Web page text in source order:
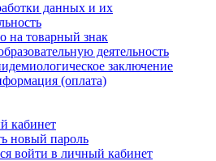
данных и их
на товарный знак
деятельность
заключение
(оплата)
кабинет
новый пароль
войти в личный кабинет